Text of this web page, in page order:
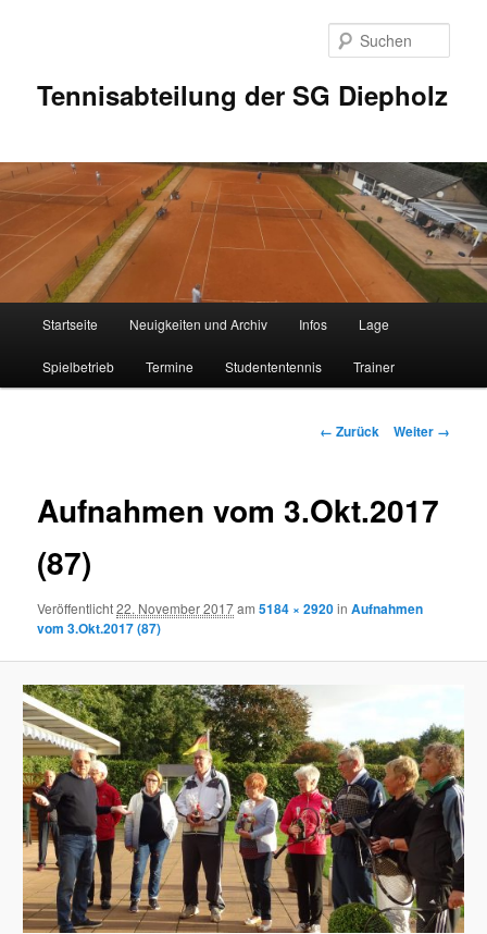
Tennisabteilung der SG Diepholz
Startseite Neuigkeiten und Archiv Infos Lage
Spielbetrieb Termine Studententennis Trainer
Bilder-
← Zurück Weiter →
Aufnahmen vom 3.Okt.2017
(87)
Veröffentlicht22. November 2017am5184 × 2920inAufnahmen
vom 3.Okt.2017 (87)